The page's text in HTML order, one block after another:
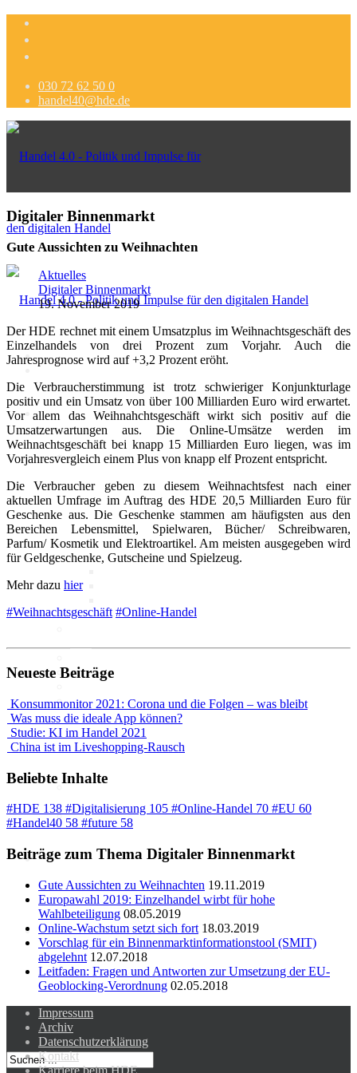
030 72 62 50 0
handel40@hde.de
Politik
Marktdaten
Digitales 1x1
IT-Sicherheit
Cyber-Sicherheit im Handel
E-Commerce
Unternehmenswebseite
Best-Practices ZukunftHandel
KI
Deep Dive Künstliche
Intelligenz
KI-Kompetenzen
Digitale Innenstadt
Der HDE
Digitaler Binnenmarkt
Gute Aussichten zu Weihnachten
Aktuelles
Digitaler Binnenmarkt
19. November 2019
Der HDE rechnet mit einem Umsatzplus im Weihnachtsgeschäft des
Einzelhandels von drei Prozent zum Vorjahr. Auch die
Jahresprognose wird auf +3,2 Prozent eröht.
Die Verbraucherstimmung ist trotz schwieriger Konjunkturlage
positiv und ein Umsatz von über 100 Milliarden Euro wird erwartet.
Vor allem das Weihnahchtsgeschäft wirkt sich positiv auf die
Umsatzerwartungen aus. Die Online-Umsätze werden im
Weihnachtsgeschäft bei knapp 15 Milliarden Euro liegen, was im
Vorjahresvergleich einem Plus von knapp elf Prozent entspricht.
Die Verbraucher geben zu diesem Weihnachtsfest nach einer
aktuellen Umfrage im Auftrag des HDE 20,5 Milliarden Euro für
Geschenke aus. Die Geschenke stammen am häufigsten aus den
Bereichen Lebensmittel, Spielwaren, Bücher/ Schreibwaren,
Parfum/ Kosmetik und Elektroartikel. Am meisten ausgegeben wird
für Geldgeschenke, Gutscheine und Spielzeug.
Mehr dazu hier
#Weihnachtsgeschäft #Online-Handel
Neueste Beiträge
Konsummonitor 2021: Corona und die Folgen – was bleibt
Was muss die ideale App können?
Studie: KI im Handel 2021
China ist im Liveshopping-Rausch
Beliebte Inhalte
#HDE 138 #Digitalisierung 105 #Online-Handel 70 #EU 60
#Handel40 58 #future 58
Beiträge zum Thema Digitaler Binnenmarkt
Gute Aussichten zu Weihnachten 19.11.2019
Europawahl 2019: Einzelhandel wirbt für hohe
Wahlbeteiligung 08.05.2019
Online-Wachstum setzt sich fort 18.03.2019
Vorschlag für ein Binnenmarktinformationstool (SMIT)
abgelehnt 12.07.2018
Leitfaden: Fragen und Antworten zur Umsetzung der EU-
Geoblocking-Verordnung 02.05.2018
Impressum
Archiv
Datenschutzerklärung
Kontakt
Karriere beim HDE